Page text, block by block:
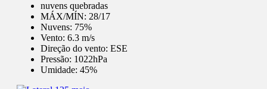
nuvens quebradas
MÁX/MÍN: 28/17
Nuvens: 75%
Vento: 6.3 m/s
Direção do vento: ESE
Pressão: 1022hPa
Umidade: 45%